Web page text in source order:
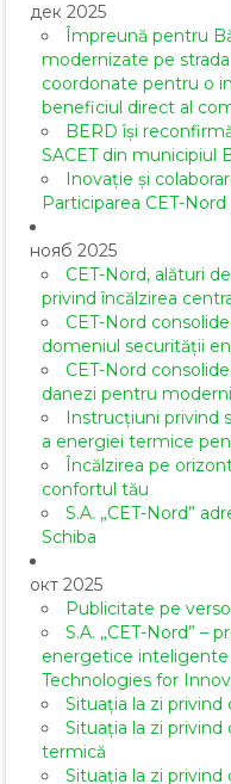
дек 2025
Împreună pentru
modernizate pe
coordonate pentru o
beneficiul direct al
BERD își
SACET din municipiul
Inovație și
Participarea CET-
нояб 2025
CET-Nord, alături
privind încălzirea
CET-Nord
domeniul securității
CET-Nord
danezi pentru
Instrucțiuni privind
a energiei termice
Încălzirea pe
confortul tău
S.A. „CET-Nord”
Schiba
окт 2025
Publicitate pe
S.A. „CET-Nord” –
energetice inteligente
Technologies for
Situația la zi
Situația la zi
termică
Situația la zi